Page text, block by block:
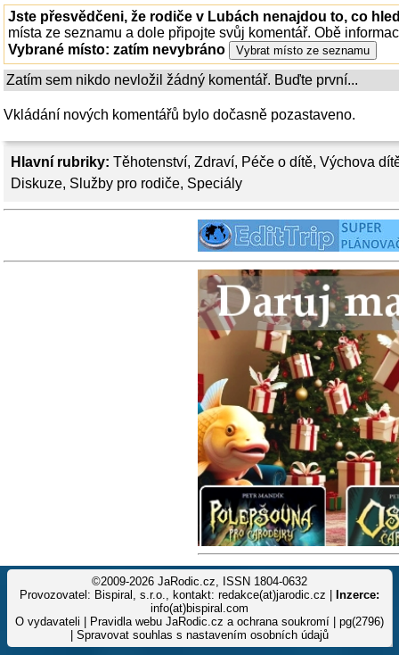
Hlavní rubriky: Těhotenství, Zdraví, Péče o dítě, Výchova
Diskuze, Služby pro rodiče, Speciály
Jste přesvědčeni, že rodiče v Lubách nenajdou to, co
místa ze seznamu a dole připojte svůj komentář. Obě
Vybrané místo: zatím nevybráno
Zatím sem nikdo nevložil žádný komentář. Buďte první...
Vkládání nových komentářů bylo dočasně pozastaveno.
©2009-2026 JaRodic.cz, ISSN 1804-0632
Provozovatel: Bispiral, s.r.o., kontakt: redakce(at)jarodic.cz |
Inzerce:
info(at)bispiral.com
O vydavateli
Pravidla webu JaRodic.cz a ochrana soukromí | pg(2796)
Spravovat souhlas s nastavením osobních údajů